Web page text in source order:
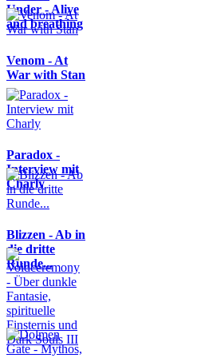
Under - Alive
and breathing
Venom - At
War with Stan
Paradox -
Interview mit
Charly
Blizzen - Ab in
die dritte
Runde...